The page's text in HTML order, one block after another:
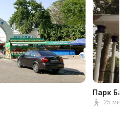
Парк
25 мин